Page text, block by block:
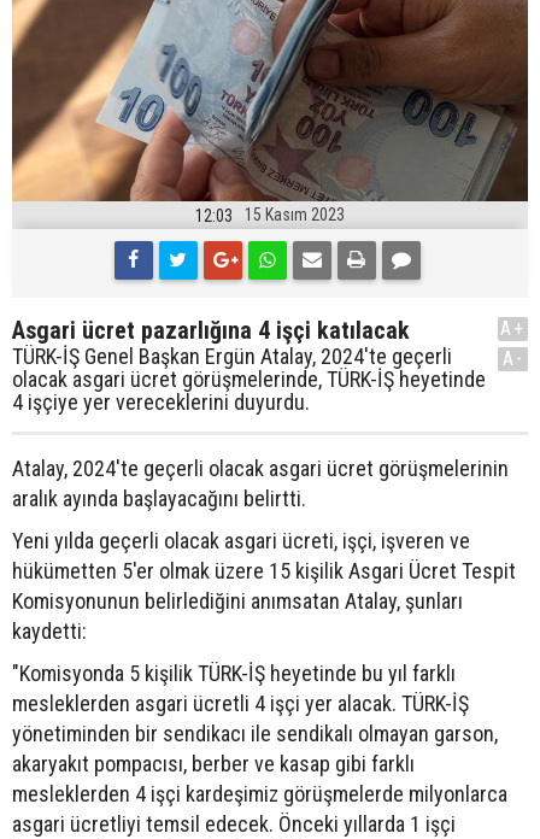
12:03 15 Kasım 2023
Asgari ücret pazarlığına 4 işçi katılacak
TÜRK-İŞ Genel Başkan Ergün Atalay, 2024'te geçerli
olacak asgari ücret görüşmelerinde, TÜRK-İŞ heyetinde
4 işçiye yer vereceklerini duyurdu.
A+
A-
Atalay, 2024'te geçerli olacak asgari ücret görüşmelerinin
aralık ayında başlayacağını belirtti.
Yeni yılda geçerli olacak asgari ücreti, işçi, işveren ve
hükümetten 5'er olmak üzere 15 kişilik Asgari Ücret Tespit
Komisyonunun belirlediğini anımsatan Atalay, şunları
kaydetti:
"Komisyonda 5 kişilik TÜRK-İŞ heyetinde bu yıl farklı
mesleklerden asgari ücretli 4 işçi yer alacak. TÜRK-İŞ
yönetiminden bir sendikacı ile sendikalı olmayan garson,
akaryakıt pompacısı, berber ve kasap gibi farklı
mesleklerden 4 işçi kardeşimiz görüşmelerde milyonlarca
asgari ücretliyi temsil edecek. Önceki yıllarda 1 işçi